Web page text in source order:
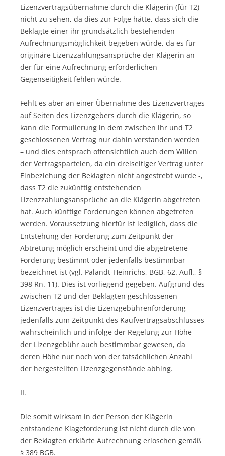
Lizenzvertragsübernahme durch die Klägerin (für T2)
nicht zu sehen, da dies zur Folge hätte, dass sich die
Beklagte einer ihr grundsätzlich bestehenden
Aufrechnungsmöglichkeit begeben würde, da es für
originäre Lizenzzahlungsansprüche der Klägerin an
der für eine Aufrechnung erforderlichen
Gegenseitigkeit fehlen würde.
Fehlt es aber an einer Übernahme des Lizenzvertrages
auf Seiten des Lizenzgebers durch die Klägerin, so
kann die Formulierung in dem zwischen ihr und T2
geschlossenen Vertrag nur dahin verstanden werden
– und dies entsprach offensichtlich auch dem Willen
der Vertragsparteien, da ein dreiseitiger Vertrag unter
Einbeziehung der Beklagten nicht angestrebt wurde -,
dass T2 die zukünftig entstehenden
Lizenzzahlungsansprüche an die Klägerin abgetreten
hat. Auch künftige Forderungen können abgetreten
werden. Voraussetzung hierfür ist lediglich, dass die
Entstehung der Forderung zum Zeitpunkt der
Abtretung möglich erscheint und die abgetretene
Forderung bestimmt oder jedenfalls bestimmbar
bezeichnet ist (vgl. Palandt-Heinrichs, BGB, 62. Aufl., §
398 Rn. 11). Dies ist vorliegend gegeben. Aufgrund des
zwischen T2 und der Beklagten geschlossenen
Lizenzvertrages ist die Lizenzgebührenforderung
jedenfalls zum Zeitpunkt des Kaufvertragsabschlusses
wahrscheinlich und infolge der Regelung zur Höhe
der Lizenzgebühr auch bestimmbar gewesen, da
deren Höhe nur noch von der tatsächlichen Anzahl
der hergestellten Lizenzgegenstände abhing.
II.
Die somit wirksam in der Person der Klägerin
entstandene Klageforderung ist nicht durch die von
der Beklagten erklärte Aufrechnung erloschen gemäß
§ 389 BGB.